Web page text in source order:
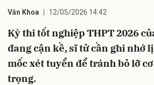
Văn Khoa 12/05/2026 14:42
Kỳ thi tốt nghiệp THPT 2026
đang cận kề, sĩ tử cần ghi nhớ
mốc xét tuyển để tránh bỏ lỡ
trọng.